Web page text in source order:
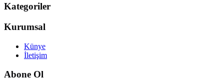
Kategoriler
Kurumsal
Künye
İletişim
Abone Ol